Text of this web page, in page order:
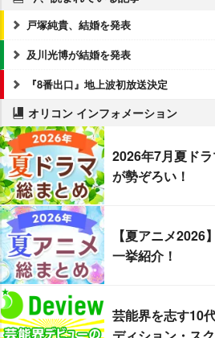
戸塚純貴、結婚を発表
及川光博が結婚を発表
『8番出口』地上波初放送決定
オリコン インフォメーション
2026年7月夏ド
が勢ぞろい！
【夏アニメ
一挙紹介！
芸能界を志す10